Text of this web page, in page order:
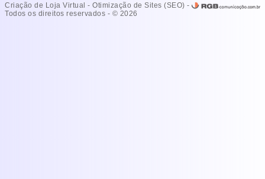
Criação de Loja Virtual - Otimização de Sites (SEO) -
Todos os direitos reservados - © 2026